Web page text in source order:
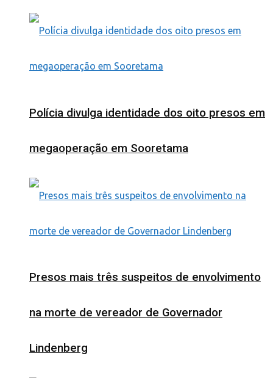
Polícia divulga identidade dos oito presos em
megaoperação em Sooretama
Presos mais três suspeitos de envolvimento
na morte de vereador de Governador
Lindenberg